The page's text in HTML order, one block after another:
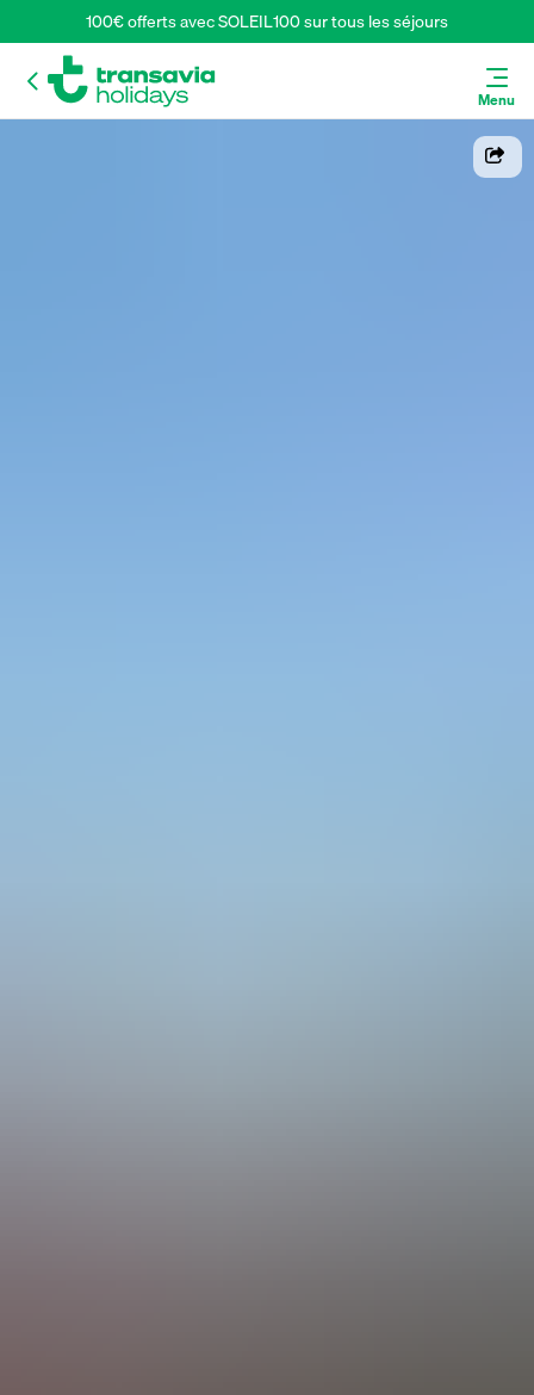
100€ offerts avec SOLEIL100 sur tous les séjours
Menu